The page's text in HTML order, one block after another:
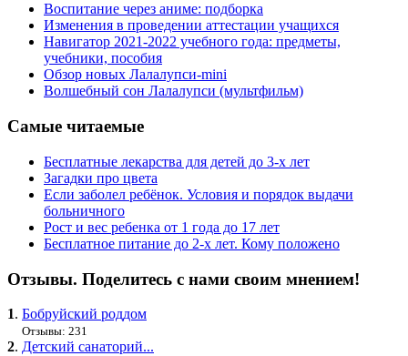
Воспитание через аниме: подборка
Изменения в проведении аттестации учащихся
Навигатор 2021-2022 учебного года: предметы,
учебники, пособия
Обзор новых Лалалупси-mini
Волшебный сон Лалалупси (мультфильм)
Самые читаемые
Бесплатные лекарства для детей до 3-х лет
Загадки про цвета
Если заболел ребёнок. Условия и порядок выдачи
больничного
Рост и вес ребенка от 1 года до 17 лет
Бесплатное питание до 2-х лет. Кому положено
Отзывы. Поделитесь с нами своим мнением!
1. Бобруйский роддом
Отзывы: 231
2. Детский санаторий...